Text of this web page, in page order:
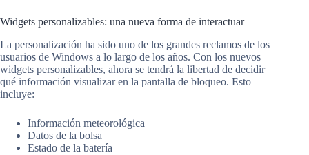
Widgets personalizables: una nueva forma de interactuar
La personalización ha sido uno de los grandes reclamos de los
usuarios de Windows a lo largo de los años. Con los nuevos
widgets personalizables, ahora se tendrá la libertad de decidir
qué información visualizar en la pantalla de bloqueo. Esto
incluye:
Información meteorológica
Datos de la bolsa
Estado de la batería